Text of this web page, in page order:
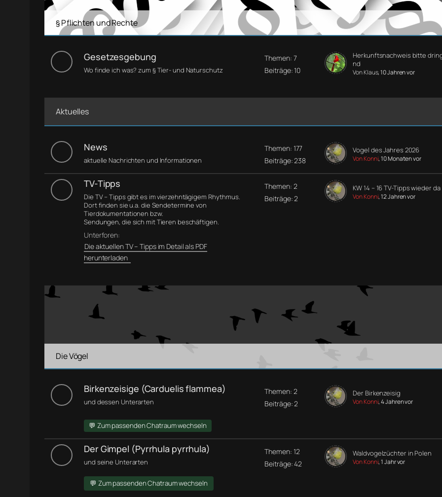
§ Pflichten und Rechte
Gesetzesgebung
Wo finde ich was? zum § Tier- und Naturschutz
Themen: 7
Beiträge: 10
Herkunftsnachweis bitte
nd
Von Klaus, 10 Jahren vor
Aktuelles
News
aktuelle Nachrichten und Informationen
Themen: 177
Beiträge: 238
Vogel des Jahres 2026
Von Konni, 10 Monaten vor
TV-Tipps
Die TV – Tipps gibt es im vierzehntägigem Rhythmus.
Dort finden sie u.a. die Sendetermine von
Tierdokumentationen bzw.
Sendungen, die sich mit Tieren beschäftigen.
Unterforen:
Die aktuellen TV – Tipps im Detail als PDF
herunterladen
Themen: 2
Beiträge: 2
KW 14 – 16 TV-Tipps wieder da
Von Konni, 12 Jahren vor
Die Vögel
Birkenzeisige (Carduelis flammea)
und dessen Unterarten
💬 Zum passenden Chatraum wechseln
Themen: 2
Beiträge: 2
Der Birkenzeisig
Von Konni, 4 Jahren vor
Der Gimpel (Pyrrhula pyrrhula)
und seine Unterarten
💬 Zum passenden Chatraum wechseln
Themen: 12
Beiträge: 42
Waldvogelzüchter in Polen
Von Konni, 1 Jahr vor